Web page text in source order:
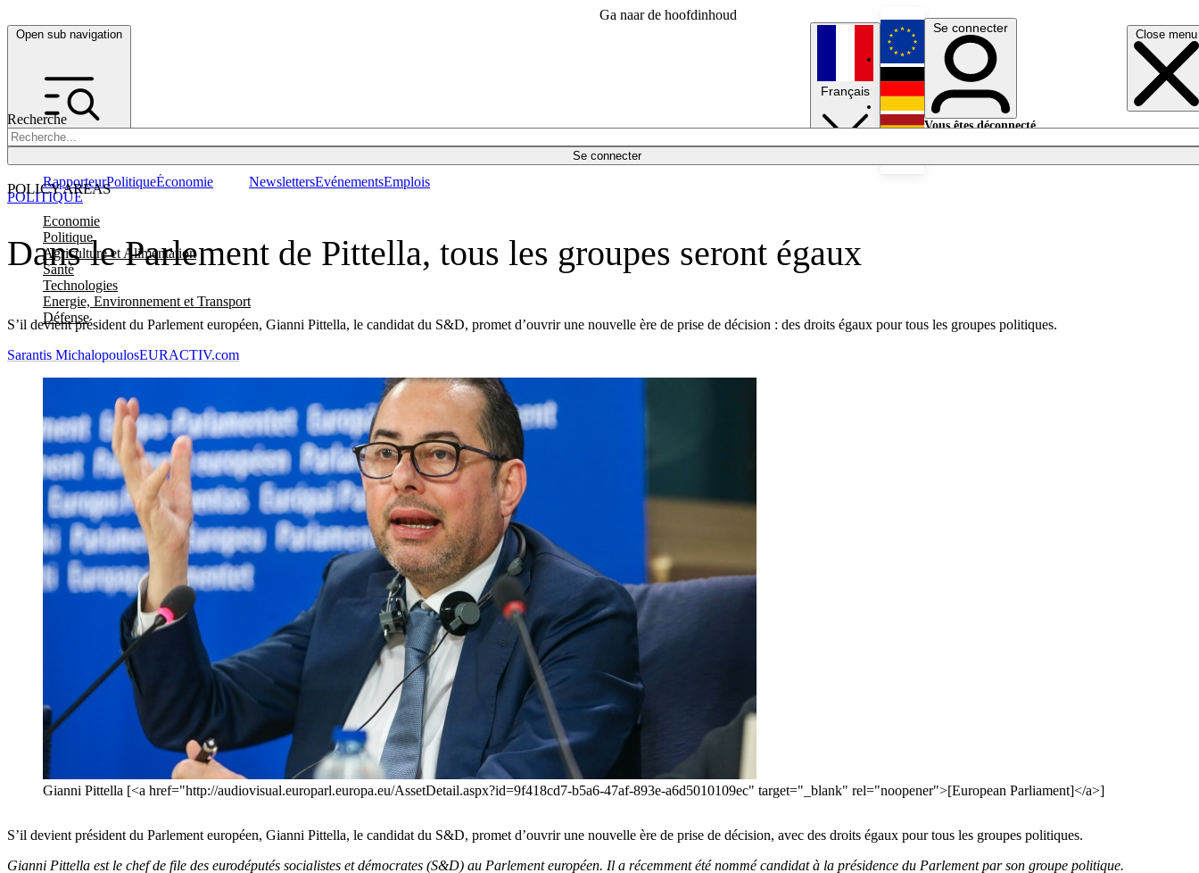
Ga naar de hoofdinhoud
Open sub navigation Close menu
Recherche
Se connecter
POLICY AREAS
Economie
Politique
Agriculture et Alimentation
Santé
Technologies
Energie, Environnement et Transport
Défense
RapporteurPolitiqueÉconomie NewslettersEvénementsEmplois
Français
English
Deutsch
Se connecter
Vous êtes déconnecté.
Dans le Parlement de Pittella, tous les groupes seront égaux
S’il devient président du Parlement européen, Gianni Pittella, le candidat du S&D, promet d’ouvrir une nouvelle ère de prise de décision : des droits égaux pour tous les groupes politiques.
POLITIQUE
Sarantis MichalopoulosEURACTIV.com
Gianni Pittella [<a href="http://audiovisual.europarl.europa.eu/AssetDetail.aspx?id=9f418cd7-b5a6-47af-893e-a6d5010109ec" target="_blank" rel="noopener">[European Parliament]</a>]
S’il devient président du Parlement européen, Gianni Pittella, le candidat du S&D, promet d’ouvrir une nouvelle ère de prise de décision, avec des droits égaux pour tous les groupes politiques.
Gianni Pittella est le chef de file des eurodéputés socialistes et démocrates (S&D) au Parlement européen. Il a récemment été nommé candidat à la présidence du Parlement par son groupe politique.